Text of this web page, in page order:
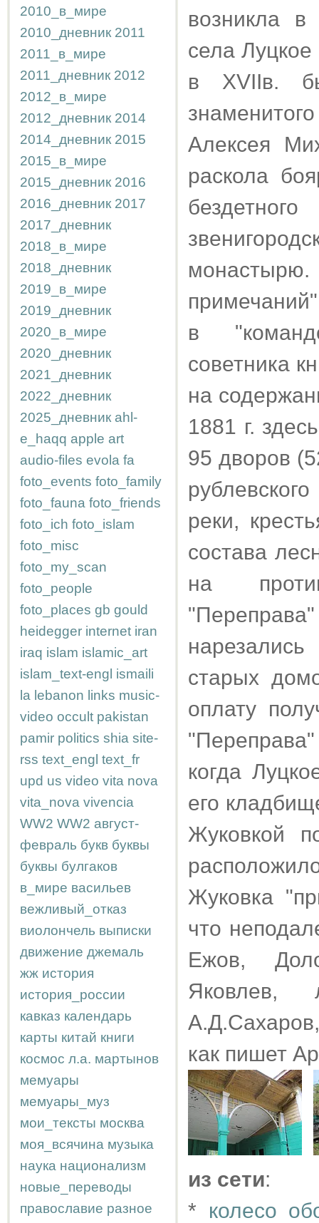
2010_в_мире
2010_дневник 2011
2011_в_мире
2011_дневник 2012
2012_в_мире
2012_дневник 2014
2014_дневник 2015
2015_в_мире
2015_дневник 2016
2016_дневник 2017
2017_дневник
2018_в_мире
2018_дневник
2019_в_мире
2019_дневник
2020_в_мире
2020_дневник
2021_дневник
2022_дневник
2025_дневник ahl-
e_haqq apple art
audio-files evola fa
foto_events foto_family
foto_fauna foto_friends
foto_ich foto_islam
foto_misc
foto_my_scan
foto_people
foto_places gb gould
heidegger internet iran
iraq islam islamic_art
islam_text-engl ismaili
la lebanon links music-
video occult pakistan
pamir politics shia site-
rss text_engl text_fr
upd us video vita nova
vita_nova vivencia
WW2 WW2 август-
февраль букв буквы
буквы булгаков
в_мире васильев
вежливый_отказ
виолончель выписки
движение джемаль
жж история
история_россии
кавказ календарь
карты китай книги
космос л.а. мартынов
мемуары
мемуары_муз
мои_тексты москва
моя_всячина музыка
наука национализм
новые_переводы
православие разное
возникла в
села
в XVIIв.
Алексея
раскола
в
советника
на
1881 г.
95 дворов
реки,
состава
на
старых
оплату
когда
его
Жуковкой
Жуковка
что
Ежов,
Яковлев,
как пишет
из сети:
* колесо